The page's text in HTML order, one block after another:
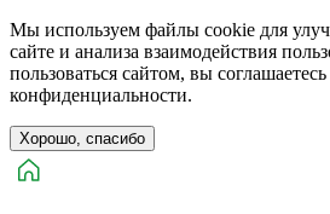
Мы используем файлы cookie для
сайте и анализа взаимодействия
пользоваться сайтом, вы
конфиденциальности.
Хорошо, спасибо